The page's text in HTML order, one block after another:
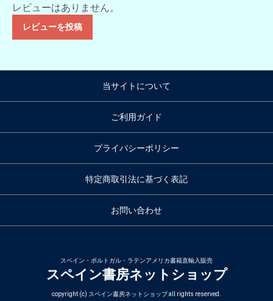
レビューはありません。
レビューを投稿
当サイトについて
ご利用ガイド
プライバシーポリシー
特定商取引法に基づく表記
お問い合わせ
スペイン・ポルトガル・ラテンアメリカ書籍直輸入販売
スペイン書房ネットショップ
copyright (c) スペイン書房ネットショップ all rights reserved.